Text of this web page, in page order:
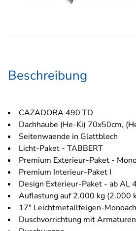
Beschreibung
CAZADORA 490 TD
Dachhaube (He-Ki) 70x50cm,
Seitenwaende in Glattblech
Licht-Paket - TABBERT
Premium Exterieur-Paket -
Premium Interieur-Paket I
Design Exterieur-Paket - ab AL
Auflastung auf 2.000 kg (2.000
17" Leichtmetallfelgen-
Duschvorrichtung mit